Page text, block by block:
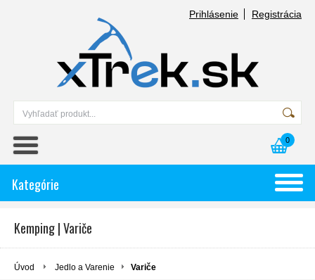
Prihlásenie Registrácia
0
Kategórie
Kemping | Variče
Úvod Jedlo a Varenie Variče